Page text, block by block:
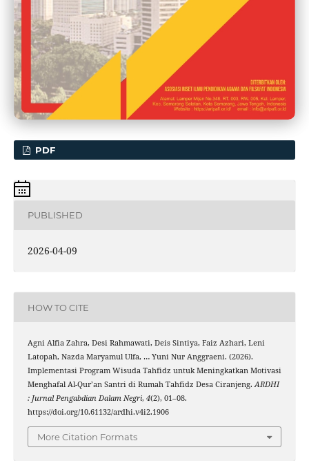
PDF
PUBLISHED
2026-04-09
HOW TO CITE
Agni Alfia Zahra, Desi Rahmawati, Deis Sintiya, Faiz Azhari, Leni
Latopah, Nazda Maryamul Ulfa, … Yuni Nur Anggraeni. (2026).
Implementasi Program Wisuda Tahfidz untuk Meningkatkan Motivasi
Menghafal Al-Qur’an Santri di Rumah Tahfidz Desa Ciranjeng.ARDHI
: Jurnal Pengabdian Dalam Negri, 4(2), 01–08.
https://doi.org/10.61132/ardhi.v4i2.1906
More Citation Formats